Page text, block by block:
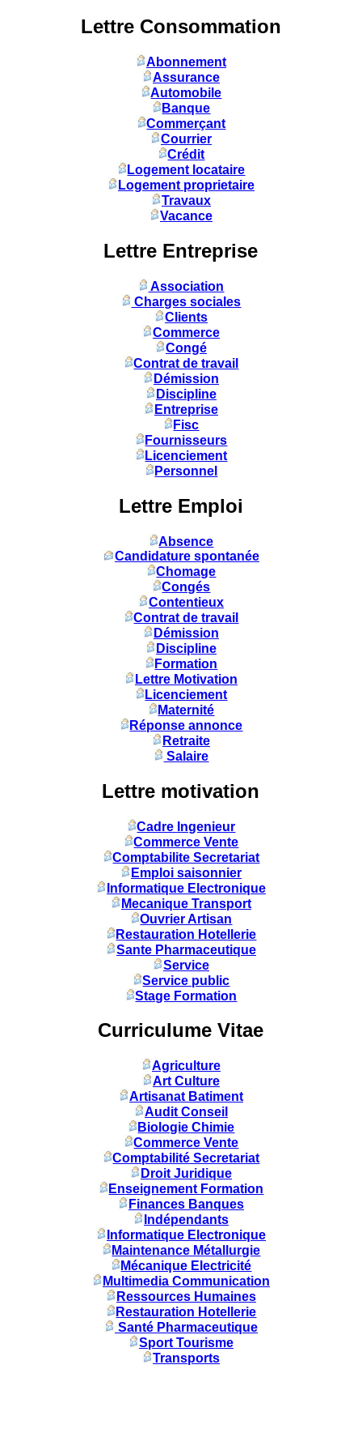
Lettre Consommation
Abonnement
Assurance
Automobile
Banque
Commerçant
Courrier
Crédit
Logement locataire
Logement proprietaire
Travaux
Vacance
Lettre Entreprise
Association
Charges sociales
Clients
Commerce
Congé
Contrat de travail
Démission
Discipline
Entreprise
Fisc
Fournisseurs
Licenciement
Personnel
Lettre Emploi
Absence
Candidature spontanée
Chomage
Congés
Contentieux
Contrat de travail
Démission
Discipline
Formation
Lettre Motivation
Licenciement
Maternité
Réponse annonce
Retraite
Salaire
Lettre motivation
Cadre Ingenieur
Commerce Vente
Comptabilite Secretariat
Emploi saisonnier
Informatique Electronique
Mecanique Transport
Ouvrier Artisan
Restauration Hotellerie
Sante Pharmaceutique
Service
Service public
Stage Formation
Curriculume Vitae
Agriculture
Art Culture
Artisanat Batiment
Audit Conseil
Biologie Chimie
Commerce Vente
Comptabilité Secretariat
Droit Juridique
Enseignement Formation
Finances Banques
Indépendants
Informatique Electronique
Maintenance Métallurgie
Mécanique Electricité
Multimedia Communication
Ressources Humaines
Restauration Hotellerie
Santé Pharmaceutique
Sport Tourisme
Transports